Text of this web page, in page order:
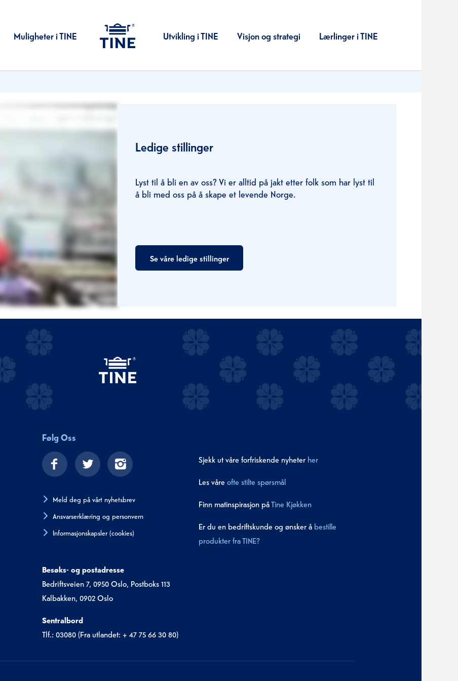
Muligheter i TINE Utvikling i TINE Visjon og strategi Lærlinger i TINE
Ledige stillinger
Lyst til å bli en av oss? Vi er alltid på jakt etter folk som har lyst til
å bli med oss på å skape et levende Norge.
Se våre ledige stillinger
Følg Oss
Meld deg på vårt nyhetsbrev
Ansvarserklæring og personvern
Informasjonskapsler (cookies)
Besøks- og postadresse
Bedriftsveien 7, 0950 Oslo, Postboks 113
Kalbakken, 0902 Oslo
Sentralbord
Tlf.: 03080 (Fra utlandet: + 47 75 66 30 80)
Sjekk ut våre forfriskende nyheter her
Les våre ofte stilte spørsmål
Finn matinspirasjon påTine Kjøkken
Er du en bedriftskunde og ønsker å bestille
produkter fra TINE?